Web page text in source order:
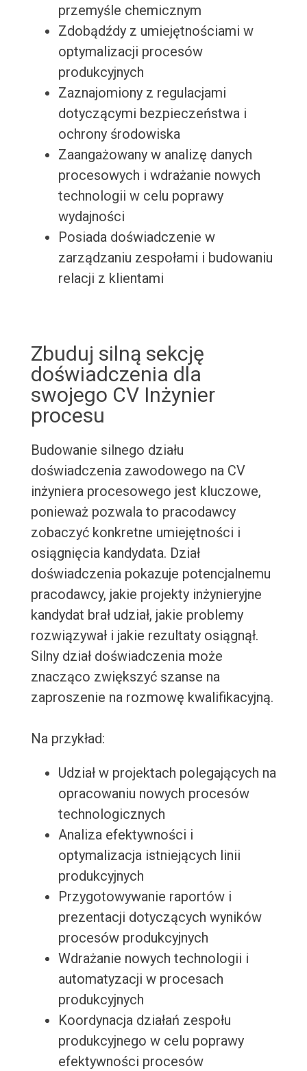
przemyśle chemicznym
Zdobądźdy z umiejętnościami w
optymalizacji procesów
produkcyjnych
Zaznajomiony z regulacjami
dotyczącymi bezpieczeństwa i
ochrony środowiska
Zaangażowany w analizę danych
procesowych i wdrażanie nowych
technologii w celu poprawy
wydajności
Posiada doświadczenie w
zarządzaniu zespołami i budowaniu
relacji z klientami
Zbuduj silną sekcję
doświadczenia dla
swojego CV Inżynier
procesu
Budowanie silnego działu
doświadczenia zawodowego na CV
inżyniera procesowego jest kluczowe,
ponieważ pozwala to pracodawcy
zobaczyć konkretne umiejętności i
osiągnięcia kandydata. Dział
doświadczenia pokazuje potencjalnemu
pracodawcy, jakie projekty inżynieryjne
kandydat brał udział, jakie problemy
rozwiązywał i jakie rezultaty osiągnął.
Silny dział doświadczenia może
znacząco zwiększyć szanse na
zaproszenie na rozmowę kwalifikacyjną.
Na przykład:
Udział w projektach polegających na
opracowaniu nowych procesów
technologicznych
Analiza efektywności i
optymalizacja istniejących linii
produkcyjnych
Przygotowywanie raportów i
prezentacji dotyczących wyników
procesów produkcyjnych
Wdrażanie nowych technologii i
automatyzacji w procesach
produkcyjnych
Koordynacja działań zespołu
produkcyjnego w celu poprawy
efektywności procesów